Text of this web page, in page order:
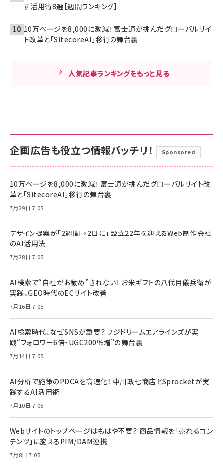
す活用術8選【週間ランキング】
10万ページを8,000に激減！ 富士通が挑んだグローバルサイ
ト改革と「SitecoreAI」移行の舞台裏
人気記事ランキングをもっと見る
企画広告も役立つ情報バッチリ！ Sponsored
10万ページを8,000に激減！ 富士通が挑んだグローバルサイト改
革と「SitecoreAI」移行の舞台裏
7月29日 7:05
デザイン提案が「2週間→2日に」 設立22年を迎えるWeb制作会社
のAI活用法
7月28日 7:05
AI検索で“自社がお勧め”されない！ お米ギフトの八代目儀兵衛が
実践、GEO時代のECサイト改善
7月16日 7:05
AI検索時代、なぜSNSが重要？ フジドリームエアラインズが実
践“フォロワー6倍・UGC200％増”の舞台裏
7月14日 7:05
AI分析で施策のPDCAを高速化！ 中川政七商店とSprocketが実
践するAI活用術
7月10日 7:05
Webサイトのトップページはもはや不要？ 商品情報を「売れるコン
テンツ」に変えるPIM/DAM連携
7月8日 7:05